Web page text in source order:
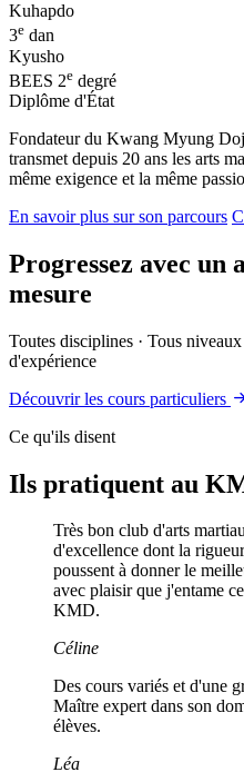
Kuhapdo
3e dan
Kyusho
BEES 2e degré
Diplôme d'État
Fondateur du Kwang Myung
transmet depuis 20 ans les arts
même exigence et la même
En savoir plus sur son parcours
Progressez avec un
mesure
Toutes disciplines · Tous
d'expérience
Découvrir les cours particuliers
Ce qu'ils disent
Ils pratiquent au
Très bon club d'arts
d'excellence dont la
poussent à donner le
avec plaisir que j'entame
KMD.
Céline
Des cours variés et d'une
Maître expert dans son
élèves.
Léa